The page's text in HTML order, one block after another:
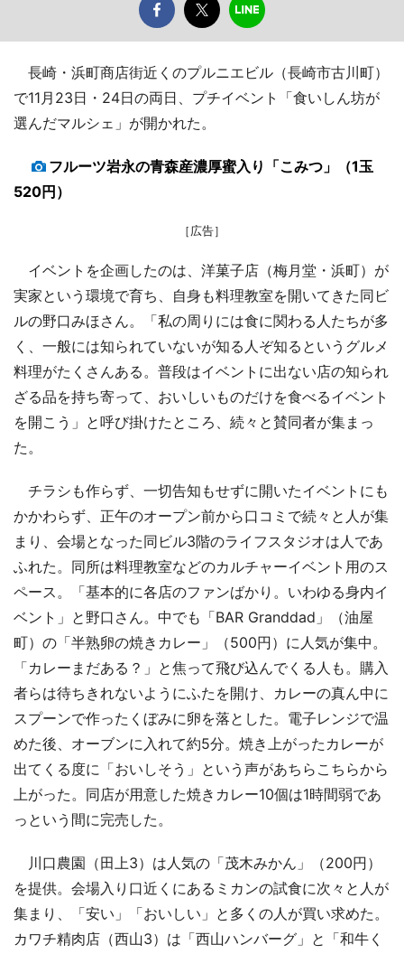
長崎・浜町商店街近くのプルニエビル（長崎市古川町）
で11月23日・24日の両日、プチイベント「食いしん坊が
選んだマルシェ」が開かれた。
フルーツ岩永の青森産濃厚蜜入り「こみつ」（1玉
520円）
［広告］
イベントを企画したのは、洋菓子店（梅月堂・浜町）が
実家という環境で育ち、自身も料理教室を開いてきた同ビ
ルの野口みほさん。「私の周りには食に関わる人たちが多
く、一般には知られていないが知る人ぞ知るというグルメ
料理がたくさんある。普段はイベントに出ない店の知られ
ざる品を持ち寄って、おいしいものだけを食べるイベント
を開こう」と呼び掛けたところ、続々と賛同者が集まっ
た。
チラシも作らず、一切告知もせずに開いたイベントにも
かかわらず、正午のオープン前から口コミで続々と人が集
まり、会場となった同ビル3階のライフスタジオは人であ
ふれた。同所は料理教室などのカルチャーイベント用のス
ペース。「基本的に各店のファンばかり。いわゆる身内イ
ベント」と野口さん。中でも「BAR Granddad」（油屋
町）の「半熟卵の焼きカレー」（500円）に人気が集中。
「カレーまだある？」と焦って飛び込んでくる人も。購入
者らは待ちきれないようにふたを開け、カレーの真ん中に
スプーンで作ったくぼみに卵を落とした。電子レンジで温
めた後、オーブンに入れて約5分。焼き上がったカレーが
出てくる度に「おいしそう」という声があちらこちらから
上がった。同店が用意した焼きカレー10個は1時間弱であ
っという間に完売した。
川口農園（田上3）は人気の「茂木みかん」（200円）
を提供。会場入り口近くにあるミカンの試食に次々と人が
集まり、「安い」「おいしい」と多くの人が買い求めた。
カワチ精肉店（西山3）は「西山ハンバーグ」と「和牛く